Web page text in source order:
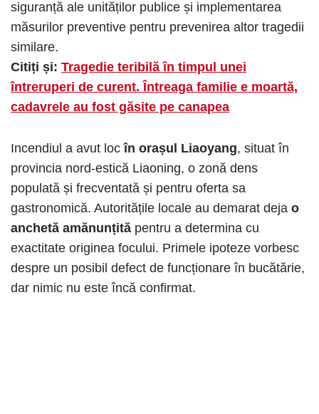
siguranță ale unităților publice și implementarea
măsurilor preventive pentru prevenirea altor tragedii
similare.
Citiți și: Tragedie teribilă în timpul unei
întreruperi de curent. Întreaga familie e moartă,
cadavrele au fost găsite pe canapea
Incendiul a avut locîn orașul Liaoyang, situat în
provincia nord-estică Liaoning, o zonă dens
populată și frecventată și pentru oferta sa
gastronomică. Autoritățile locale au demarat deja o
anchetă amănunțită pentru a determina cu
exactitate originea focului. Primele ipoteze vorbesc
despre un posibil defect de funcționare în bucătărie,
dar nimic nu este încă confirmat.